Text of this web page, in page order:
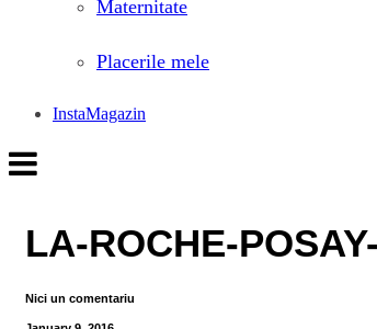
Maternitate
Placerile mele
InstaMagazin
LA-ROCHE-
Nici un comentariu